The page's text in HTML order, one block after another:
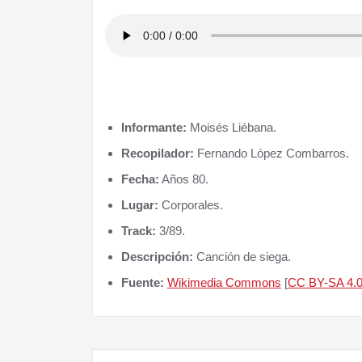
Informante: Moisés Liébana.
Recopilador: Fernando López Combarros.
Fecha: Años 80.
Lugar: Corporales.
Track: 3/89.
Descripción: Canción de siega.
Fuente: Wikimedia Commons [CC BY-SA 4.0